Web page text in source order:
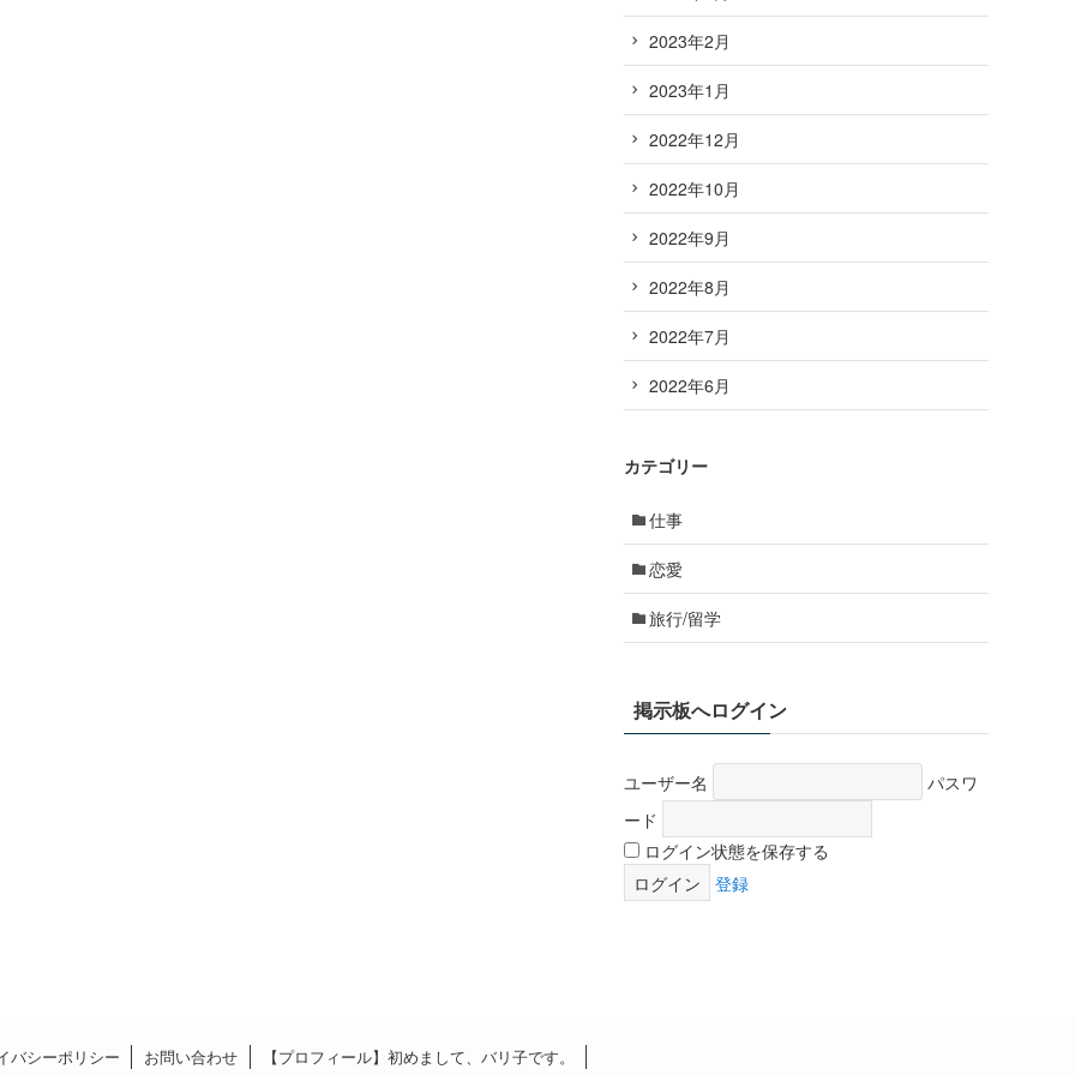
2023年2月
2023年1月
2022年12月
2022年10月
2022年9月
2022年8月
2022年7月
2022年6月
カテゴリー
仕事
恋愛
旅行/留学
掲示板へログイン
ユーザー名
パスワ
ード
ログイン状態を保存する
登録
バシーポリシー お問い合わせ 【プロフィール】初めまして、バリ子です。